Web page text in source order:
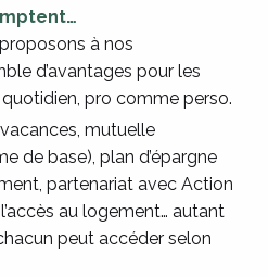
à nos
d’avantages pour les
pro comme perso.
mutuelle
de base), plan d’épargne
partenariat avec Action
au logement… autant
peut accéder selon